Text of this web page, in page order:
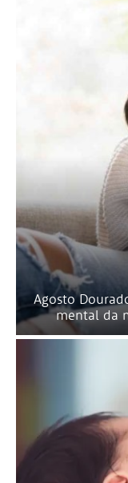
Agosto
mental da